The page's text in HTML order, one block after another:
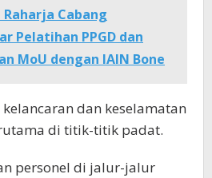
Raharja Cabang
Pelatihan PPGD dan
MoU dengan IAIN Bone
dan keselamatan
di titik-titik padat.
personel di jalur-jalur